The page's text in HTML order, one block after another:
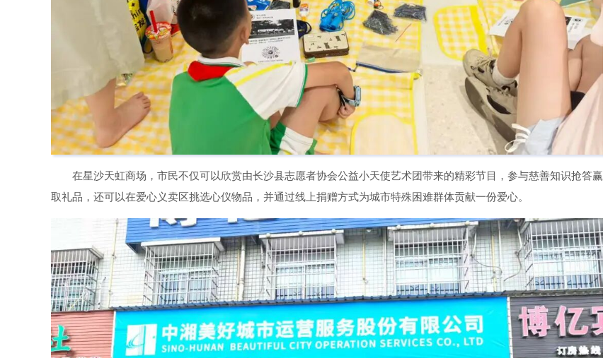
在星沙天虹商场，市民不仅可以欣赏由长沙县志愿者协会公益小天使艺术团带来的精彩节目，参与慈善知识抢答赢
取礼品，还可以在爱心义卖区挑选心仪物品，并通过线上捐赠方式为城市特殊困难群体贡献一份爱心。